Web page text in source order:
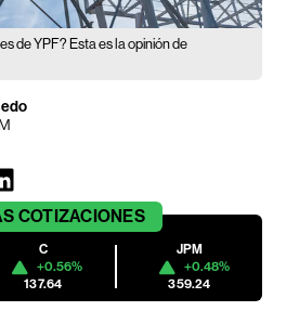
de YPF? Esta es la opinión de
COTIZACIONES
C
+0.56%
137.64
JPM
+0.48%
359.24